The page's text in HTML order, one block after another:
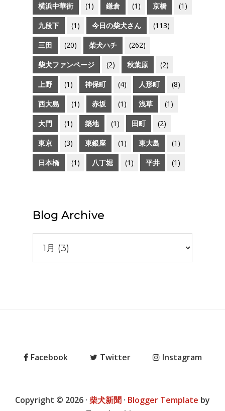
横浜中華街 (1) 鎌倉 (1) 京橋 (1)
九段下 (1) 今日の柴犬さん (113)
三田 (20) 柴犬ハチ (262)
柴犬ファンページ (2) 秋葉原 (2)
上野 (1) 神保町 (4) 人形町 (8)
西大島 (1) 赤坂 (1) 浅草 (1)
大門 (1) 築地 (1) 田町 (2)
東京 (3) 東銀座 (1) 東大島 (1)
日本橋 (1) 八丁堀 (1) 平井 (1)
Blog Archive
Facebook Twitter Instagram
Copyright © 2026 · 柴犬新聞 · Blogger Template by